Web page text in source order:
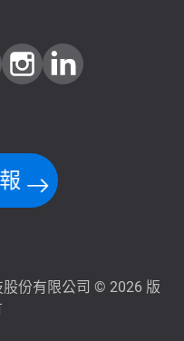
股份有限公司 © 2026 版